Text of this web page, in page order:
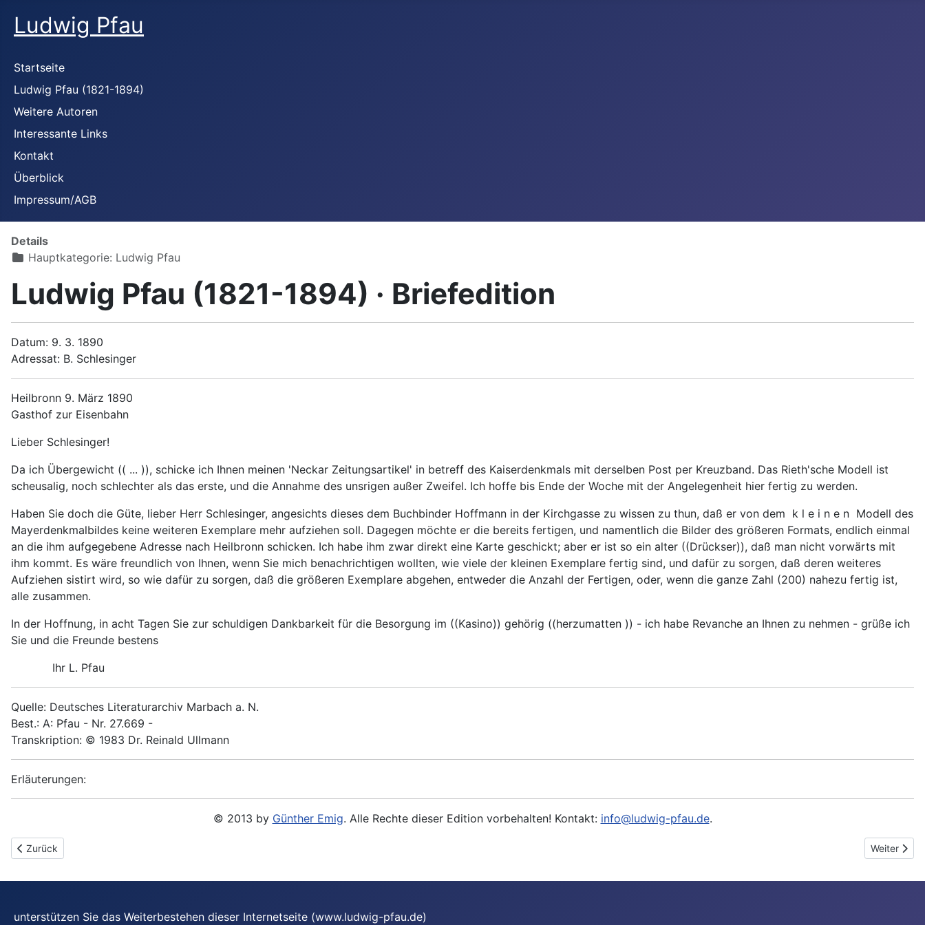
Ludwig Pfau
Startseite
Ludwig Pfau (1821-1894)
Weitere Autoren
Interessante Links
Kontakt
Überblick
Impressum/AGB
Details
Hauptkategorie: Ludwig Pfau
Ludwig Pfau (1821-1894) · Briefedition
Datum: 9. 3. 1890
Adressat: B. Schlesinger
Heilbronn 9. März 1890
Gasthof zur Eisenbahn
Lieber Schlesinger!
Da ich Übergewicht (( ... )), schicke ich Ihnen meinen 'Neckar Zeitungsartikel' in betreff des Kaiserdenkmals mit derselben Post per Kreuzband. Das Rieth'sche Modell ist
scheusalig, noch schlechter als das erste, und die Annahme des unsrigen außer Zweifel. Ich hoffe bis Ende der Woche mit der Angelegenheit hier fertig zu werden.
Haben Sie doch die Güte, lieber Herr Schlesinger, angesichts dieses dem Buchbinder Hoffmann in der Kirchgasse zu wissen zu thun, daß er von dem k l e i n e n Modell des
Mayerdenkmalbildes keine weiteren Exemplare mehr aufziehen soll. Dagegen möchte er die bereits fertigen, und namentlich die Bilder des größeren Formats, endlich einmal
an die ihm aufgegebene Adresse nach Heilbronn schicken. Ich habe ihm zwar direkt eine Karte geschickt; aber er ist so ein alter ((Drückser)), daß man nicht vorwärts mit
ihm kommt. Es wäre freundlich von Ihnen, wenn Sie mich benachrichtigen wollten, wie viele der kleinen Exemplare fertig sind, und dafür zu sorgen, daß deren weiteres
Aufziehen sistirt wird, so wie dafür zu sorgen, daß die größeren Exemplare abgehen, entweder die Anzahl der Fertigen, oder, wenn die ganze Zahl (200) nahezu fertig ist,
alle zusammen.
In der Hoffnung, in acht Tagen Sie zur schuldigen Dankbarkeit für die Besorgung im ((Kasino)) gehörig ((herzumatten )) - ich habe Revanche an Ihnen zu nehmen - grüße ich
Sie und die Freunde bestens
Ihr L. Pfau
Quelle: Deutsches Literaturarchiv Marbach a. N.
Best.: A: Pfau - Nr. 27.669 -
Transkription: © 1983 Dr. Reinald Ullmann
Erläuterungen:
© 2013 by Günther Emig. Alle Rechte dieser Edition vorbehalten! Kontakt: info@ludwig-pfau.de.
Vorheriger Beitrag: 1890-03-01 - An Anna Spier
Zurück Nächster
Weiter
unterstützen Sie das Weiterbestehen dieser Internetseite (www.ludwig-pfau.de)